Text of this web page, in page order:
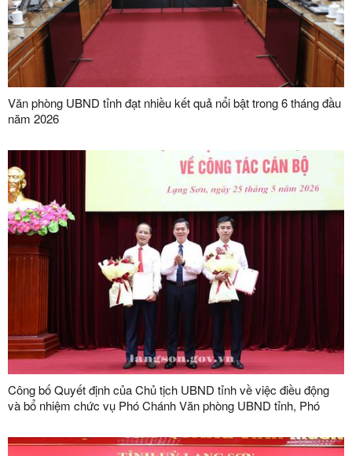
Văn phòng UBND tỉnh đạt nhiều kết quả nổi bật trong 6 tháng đầu
năm 2026
Công bố Quyết định của Chủ tịch UBND tỉnh về việc điều động
và bổ nhiệm chức vụ Phó Chánh Văn phòng UBND tỉnh, Phó
thông tỉnh